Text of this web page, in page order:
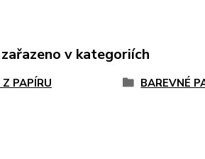
v kategoriích
Z PAPÍRU BAREVNÉ